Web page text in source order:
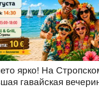
ярко! На
гавайская